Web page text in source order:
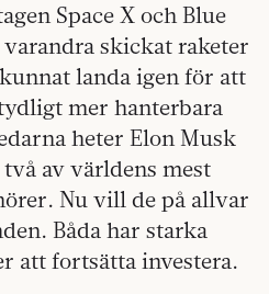
Space X och Blue
skickat raketer
landa igen för att
mer hanterbara
heter Elon Musk
två av världens mest
Nu vill de på allvar
Båda har starka
att fortsätta investera.